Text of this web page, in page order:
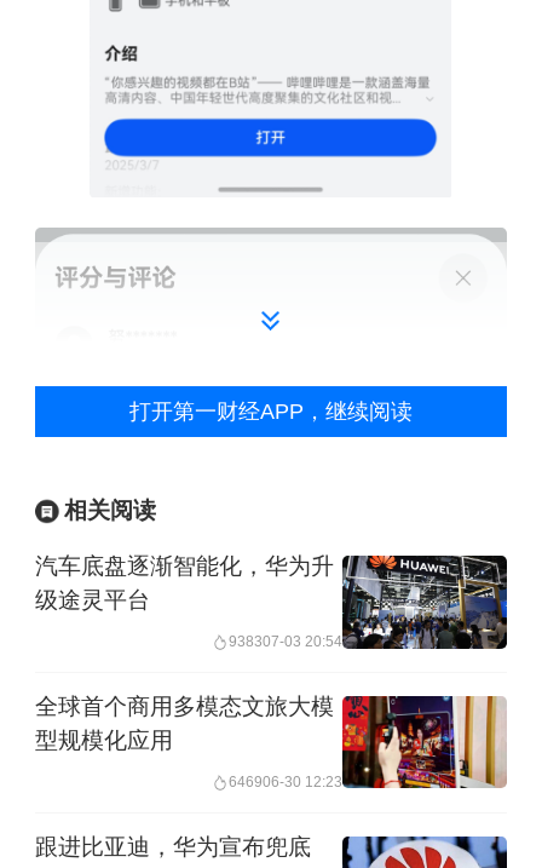
承东在微博向网友推荐鸿蒙原生版哔哩
打开第一财经APP，继续阅读
相关阅读
汽车底盘逐渐智能化，华为升
级途灵平台
938307-03 20:54
全球首个商用多模态文旅大模
型规模化应用
646906-30 12:23
跟进比亚迪，华为宣布兜底